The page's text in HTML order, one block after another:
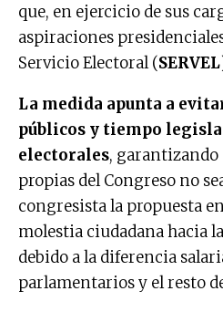
que, en ejercicio de sus
aspiraciones
Servicio Electoral (SERVEL
La medida apunta a
públicos y tiempo
electorales, garantizando
propias del Congreso no
congresista la propuesta
molestia ciudadana hacia
debido a la diferencia
parlamentarios y el resto